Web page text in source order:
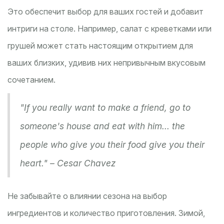
Это обеспечит выбор для ваших гостей и добавит
интриги на столе. Например, салат с креветками или
грушей может стать настоящим открытием для
ваших близких, удивив них непривычным вкусовым
сочетанием.
"If you really want to make a friend, go to
someone's house and eat with him... the
people who give you their food give you their
heart." – Cesar Chavez
Не забывайте о влиянии сезона на выбор
ингредиентов и количество приготовления. Зимой,